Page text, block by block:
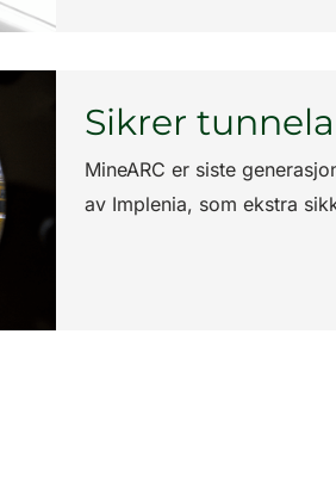
Sikrer
MineARC er siste
av Implenia, som ekstra